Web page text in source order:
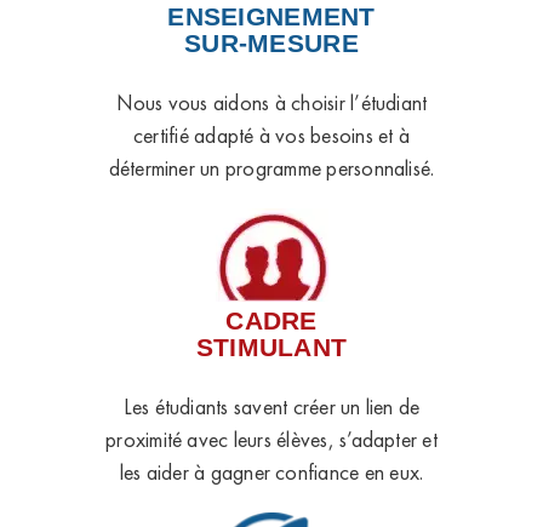
ENSEIGNEMENT
SUR-MESURE
Nous vous aidons à choisir l’étudiant
certifié adapté à vos besoins et à
déterminer un programme personnalisé.
CADRE
STIMULANT
Les étudiants savent créer un lien de
proximité avec leurs élèves, s’adapter et
les aider à gagner confiance en eux.